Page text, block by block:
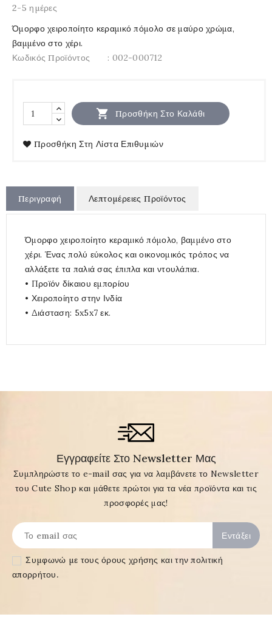
2-5 ημέρες
Όμορφο χειροποίητο κεραμικό πόμολο σε μαύρο χρώμα,
βαμμένο στο χέρι.
Κωδικός Προϊόντος
: 002-000712
 Προσθήκη Στο Καλάθι
Προσθήκη Στη Λίστα Επιθυμιών
Περιγραφή Λεπτομέρειες Προϊόντος
Όμορφο χειροποίητο κεραμικό πόμολο, βαμμένο στο
χέρι. Ένας πολύ εύκολος και οικονομικός τρόπος να
αλλάξετε τα παλιά σας έπιπλα και ντουλάπια.
• Προϊόν δίκαιου εμπορίου
• Χειροποίητο στην Ινδία
• Διάσταση: 5x5x7 εκ.
Εγγραφείτε Στο Newsletter Μας
Συμπληρώστε το e-mail σας για να λαμβάνετε το Newsletter
του Cute Shop και μάθετε πρώτοι για τα νέα προϊόντα και τις
προσφορές μας!
Συμφωνώ με τουςόρους χρήσης και την πολιτική
απορρήτου.